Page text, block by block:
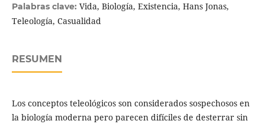
Palabras clave: Vida, Biología, Existencia, Hans Jonas,
Teleología, Casualidad
RESUMEN
Los conceptos teleológicos son considerados sospechosos en
la biología moderna pero parecen difíciles de desterrar sin